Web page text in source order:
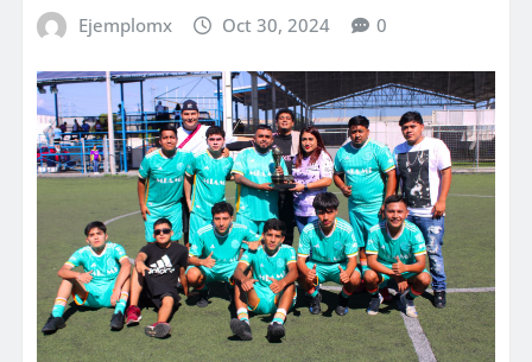
Ejemplomx Oct 30, 2024 0